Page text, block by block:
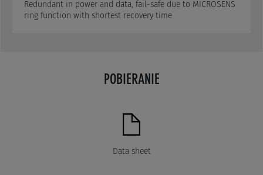
Redundant in power and data, fail-safe due to MICROSENS
ring function with shortest recovery time
POBIERANIE
Data sheet